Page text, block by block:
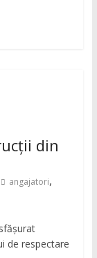
din
angajatori,
de respectare